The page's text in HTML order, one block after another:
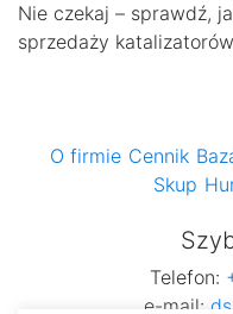
Nie czekaj – sprawdź,
sprzedaży
O firmie Cennik
Skup
Telefon:
e-mail: